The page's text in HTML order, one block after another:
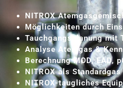
NITROX
Möglichkeiten durch
Tauchgangsplanung mit
Analyse Atemgas &
Berechnung MOD, EAD,
NITROX als Standardgas
NITROX-taugliches